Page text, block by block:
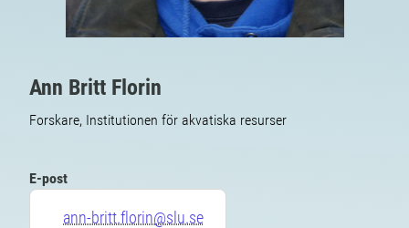
Ann Britt Florin
Forskare, Institutionen för akvatiska resurser
E-post
ann-britt.florin@slu.se